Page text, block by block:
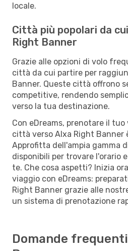
locale.
Città più popolari da
Right Banner
Grazie alle opzioni di volo
città da cui partire per
Banner. Queste città offrono
competitive, rendendo
verso la tua destinazione.
Con eDreams, prenotare il
città verso Alxa Right Banner
Approfitta dell'ampia gamma
disponibili per trovare l'orario
te. Che cosa aspetti? Inizia
viaggio con eDreams:
Right Banner grazie alle
un sistema di prenotazione
Domande